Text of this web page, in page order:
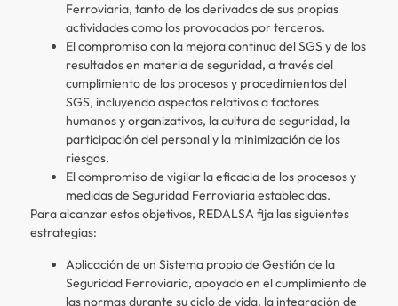
Ferroviaria, tanto de los derivados de sus propias
actividades como los provocados por terceros.
El compromiso con la mejora continua del SGS y de los
resultados en materia de seguridad, a través del
cumplimiento de los procesos y procedimientos del
SGS, incluyendo aspectos relativos a factores
humanos y organizativos, la cultura de seguridad, la
participación del personal y la minimización de los
riesgos.
El compromiso de vigilar la eficacia de los procesos y
medidas de Seguridad Ferroviaria establecidas.
Para alcanzar estos objetivos, REDALSA fija las siguientes
estrategias:
Aplicación de un Sistema propio de Gestión de la
Seguridad Ferroviaria, apoyado en el cumplimiento de
las normas durante su ciclo de vida, la integración de